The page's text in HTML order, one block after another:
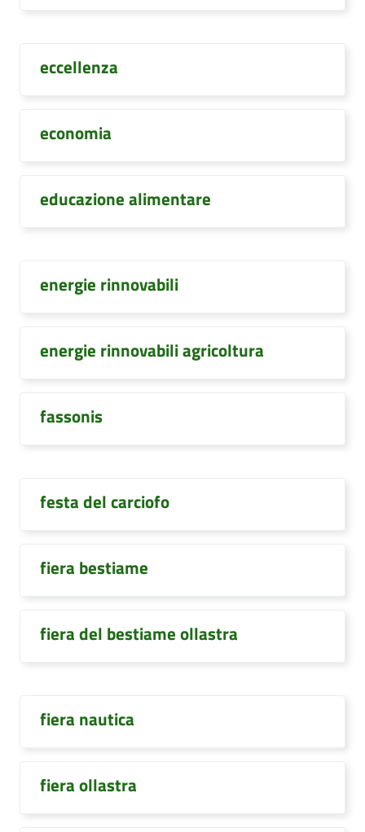
eccellenza
economia
educazione alimentare
energie rinnovabili
energie rinnovabili agricoltura
fassonis
festa del carciofo
fiera bestiame
fiera del bestiame ollastra
fiera nautica
fiera ollastra